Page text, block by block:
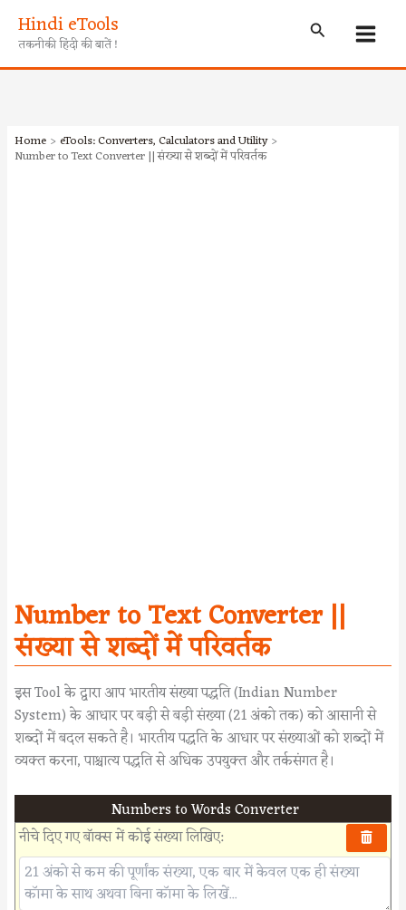
content
Hindi eTools
तकनीकी हिंदी की बातें ! Search
Home eTools: Converters, Calculators and Utility
Number to Text Converter || संख्या से शब्दों में परिवर्तक
Number to Text Converter ||
संख्या से शब्दों में परिवर्तक
इस Tool के द्वारा आप भारतीय संख्या पद्धति (Indian Number
System) के आधार पर बड़ी से बड़ी संख्या (21 अंको तक) को आसानी से
शब्दों में बदल सकते है। भारतीय पद्धति के आधार पर संख्याओं को शब्दों में
व्यक्त करना, पाश्चात्य पद्धति से अधिक उपयुक्त और तर्कसंगत है।
Numbers to Words Converter
नीचे दिए गए बॉक्स में कोई संख्या लिखिए: